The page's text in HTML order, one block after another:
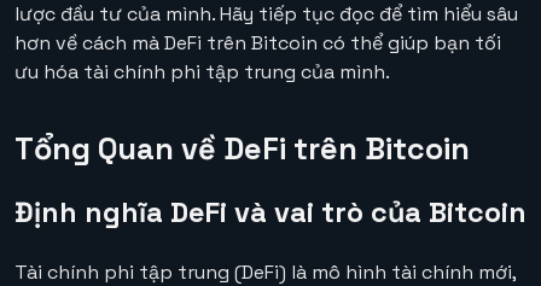
lược đầu tư của mình. Hãy tiếp tục đọc để tìm hiểu sâu
hơn về cách mà DeFi trên Bitcoin có thể giúp bạn tối
ưu hóa tài chính phi tập trung của mình.
Tổng Quan về DeFi trên Bitcoin
Định nghĩa DeFi và vai trò của Bitcoin
Tài chính phi tập trung (DeFi) là mô hình tài chính mới,